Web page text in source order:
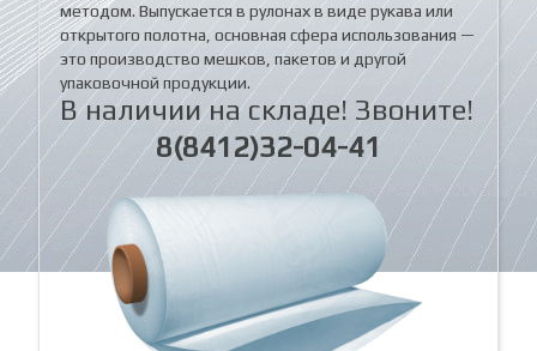
методом. Выпускается в рулонах в виде рукава или
открытого полотна, основная сфера использования —
это производство мешков, пакетов и другой
упаковочной продукции.
В наличии на складе! Звоните!
8(8412)32-04-41